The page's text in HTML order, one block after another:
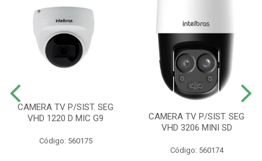
CAMERA TV P/SIST. SEG
VHD 1220 D MIC G9
Código: 560175
CAMERA TV P/SIST. SEG
VHD 3206 MINI SD
Código: 560174